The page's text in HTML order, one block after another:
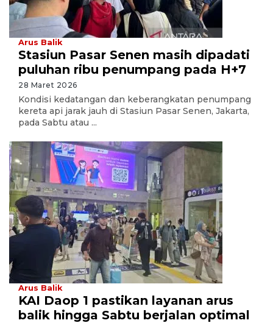
Arus Balik
Stasiun Pasar Senen masih dipadati
puluhan ribu penumpang pada H+7
28 Maret 2026
Kondisi kedatangan dan keberangkatan penumpang
kereta api jarak jauh di Stasiun Pasar Senen, Jakarta,
pada Sabtu atau ...
Arus Balik
KAI Daop 1 pastikan layanan arus
balik hingga Sabtu berjalan optimal